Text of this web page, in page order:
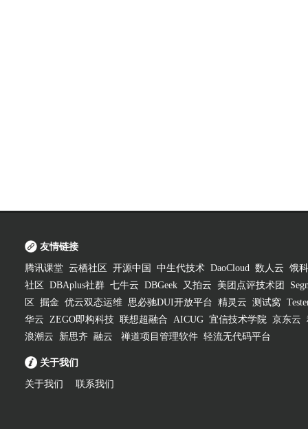
友情链接
腾讯课堂 云栖社区 开源中国 中生代技术 DaoCloud 数人云 饿
社区
DBAplus社群 七牛云 DBGeek 又拍云 美团点评技术团
区
掘金 优云双态运维 思必驰DUI开放平台 精灵云 测试窝
华云 ZEGO即构科技 联想超融合 AICUG 宜信技术学院 京东云
浪潮云
新思齐 融云 禅道项目管理软件 轻流无代码平台
关于我们
关于我们 联系我们